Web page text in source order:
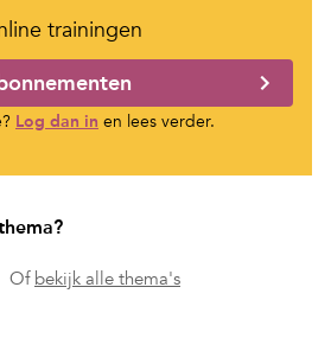
trainingen
Log dan in en lees verder.
Of bekijk alle thema's